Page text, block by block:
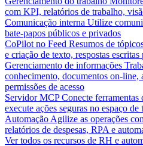
com KPI, relatórios de trabalho,
Comunicação interna Utilize
bate-papos públicos e privados
CoPilot no Feed Resumos de
e criação de texto, respostas
Gerenciamento de informações
conhecimento, documentos on-line,
permissões de acesso
Servidor MCP Conecte
execute ações seguras no espaço de
Automação Agilize as operações
relatórios de despesas, RPA e
Ver todos os recursos de RH e